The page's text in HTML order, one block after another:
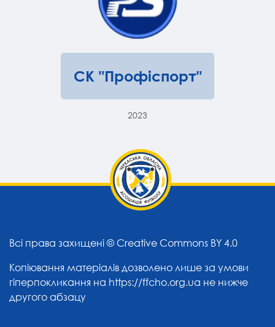
СК "Профіспорт"
2023
Всі права захищені © Creative Commons BY 4.0
Копіювання матеріалів дозволено лише за умови
гіперпокликання на https://ffcho.org.ua не нижче
другого абзацу